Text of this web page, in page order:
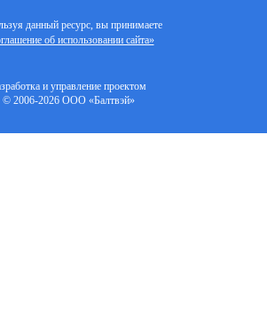
и управление проектом
© 2006-2026 ООО «Балтвэй»
данный ресурс, вы принимаете
об использовании сайта»